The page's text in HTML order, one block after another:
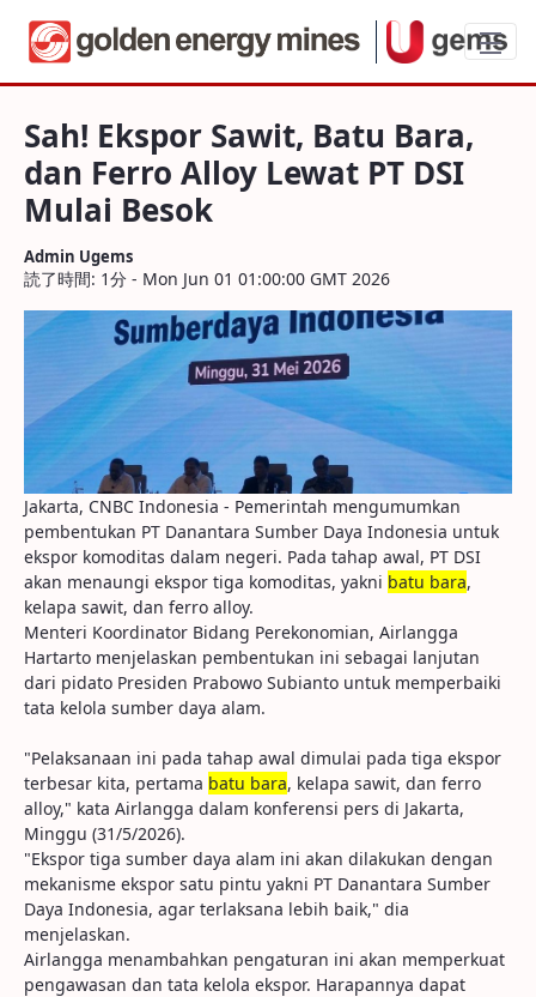
Sah! Ekspor Sawit, Batu Bara, dan Ferro
Sah! Ekspor Sawit, Batu Bara,
dan Ferro Alloy Lewat PT DSI
Mulai Besok
Admin Ugems
読了時間: 1分 - Mon Jun 01 01:00:00 GMT 2026
Jakarta, CNBC Indonesia - Pemerintah mengumumkan
pembentukan PT Danantara Sumber Daya Indonesia untuk
ekspor komoditas dalam negeri. Pada tahap awal, PT DSI
akan menaungi ekspor tiga komoditas, yakni batu bara,
kelapa sawit, dan ferro alloy.
Menteri Koordinator Bidang Perekonomian, Airlangga
Hartarto menjelaskan pembentukan ini sebagai lanjutan
dari pidato Presiden Prabowo Subianto untuk memperbaiki
tata kelola sumber daya alam.
"Pelaksanaan ini pada tahap awal dimulai pada tiga ekspor
terbesar kita, pertama batu bara, kelapa sawit, dan ferro
alloy," kata Airlangga dalam konferensi pers di Jakarta,
Minggu (31/5/2026).
"Ekspor tiga sumber daya alam ini akan dilakukan dengan
mekanisme ekspor satu pintu yakni PT Danantara Sumber
Daya Indonesia, agar terlaksana lebih baik," dia
menjelaskan.
Airlangga menambahkan pengaturan ini akan memperkuat
pengawasan dan tata kelola ekspor. Harapannya dapat